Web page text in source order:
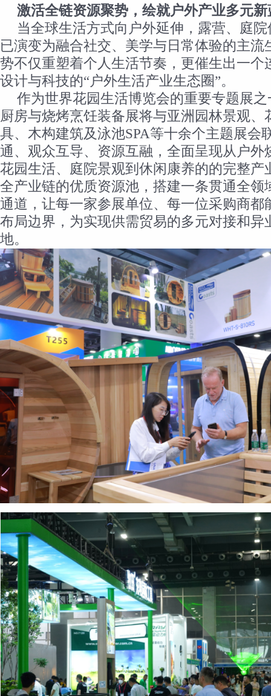
激活全链资源聚势， 绘就户外产业多元新
当全球生活方式向户外延伸，露营、庭
已演变为融合社交、美学与日常体验的主流
势不仅重塑着个人生活节奏，更催生出一个
设计与科技的“户外生活产业生态圈”。
作为世界花园生活博览会的重要专题展
厨房与烧烤烹饪装备展将与亚洲园林景观、
具、木构建筑及泳池SPA等十余个主题展会
通、观众互导、资源互融，全面呈现从户外
花园生活、庭院景观到休闲康养的的完整产
全产业链的优质资源池，搭建一条贯通全领
通道，让每一家参展单位、每一位采购商都
布局边界，为实现供需贸易的多元对接和异
地。